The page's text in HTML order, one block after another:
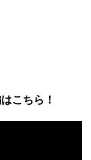
こちら！